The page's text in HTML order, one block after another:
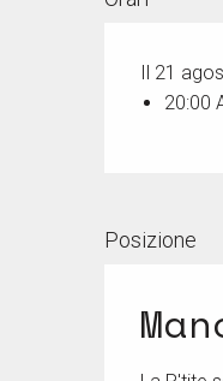
Il 21
20:00
Posizione